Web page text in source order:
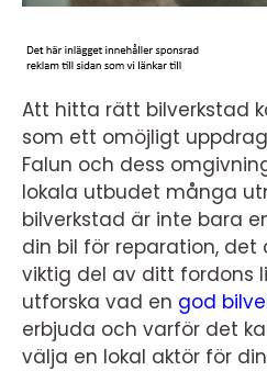
Att hitta rätt bilverkstad
som ett omöjligt
Falun och dess
lokala utbudet många
bilverkstad är inte bara
din bil för reparation, det
viktig del av ditt fordons
utforska vad en god
erbjuda och varför det
välja en lokal aktör för